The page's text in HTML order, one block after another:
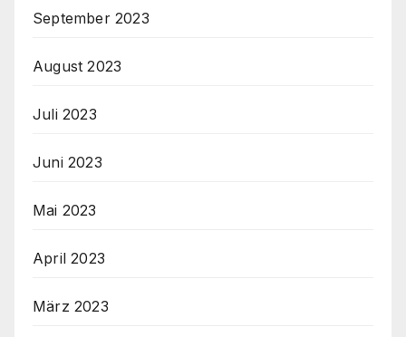
September 2023
August 2023
Juli 2023
Juni 2023
Mai 2023
April 2023
März 2023